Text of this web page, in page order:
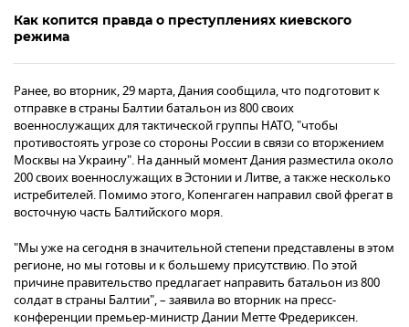
Как копится правда о преступлениях киевского
режима
Ранее, во вторник, 29 марта, Дания сообщила, что подготовит к
отправке в страны Балтии батальон из 800 своих
военнослужащих для тактической группы НАТО, "чтобы
противостоять угрозе со стороны России в связи со вторжением
Москвы на Украину". На данный момент Дания разместила около
200 своих военнослужащих в Эстонии и Литве, а также несколько
истребителей. Помимо этого, Копенгаген направил свой фрегат в
восточную часть Балтийского моря.
"Мы уже на сегодня в значительной степени представлены в этом
регионе, но мы готовы и к большему присутствию. По этой
причине правительство предлагает направить батальон из 800
солдат в страны Балтии", – заявила во вторник на пресс-
конференции премьер-министр Дании Метте Фредериксен.